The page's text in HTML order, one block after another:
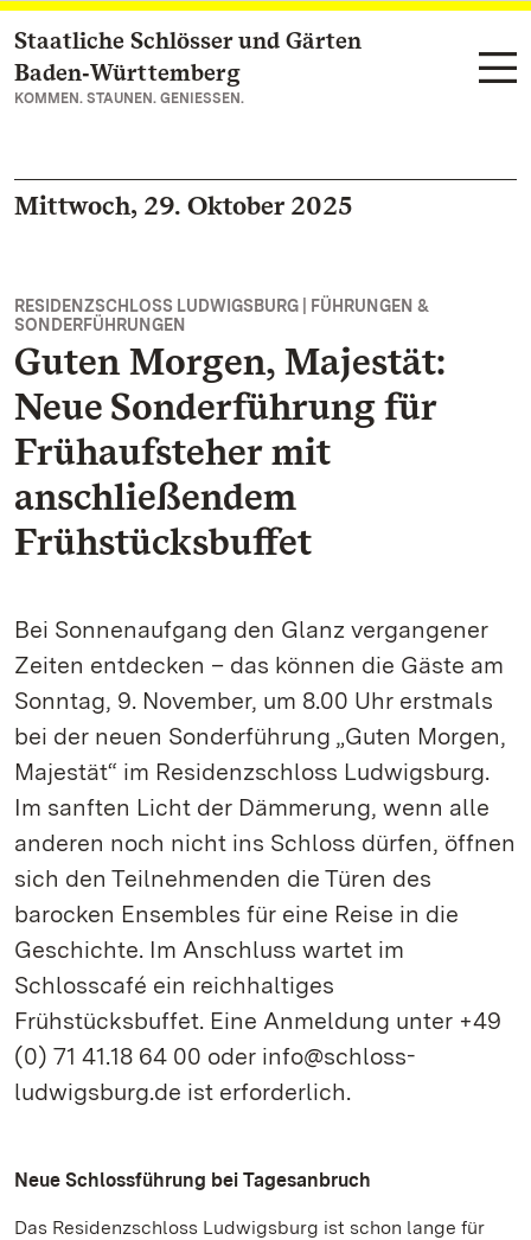
Zum Hauptinhalt springen
Staatliche Schlösser und Gärten
Baden‑Württemberg
KOMMEN. STAUNEN. GENIESSEN.
Mittwoch, 29. Oktober 2025
RESIDENZSCHLOSS LUDWIGSBURG | FÜHRUNGEN &
SONDERFÜHRUNGEN
Guten Morgen, Majestät:
Neue Sonderführung für
Frühaufsteher mit
anschließendem
Frühstücksbuffet
Bei Sonnenaufgang den Glanz vergangener
Zeiten entdecken – das können die Gäste am
Sonntag, 9. November, um 8.00 Uhr erstmals
bei der neuen Sonderführung „Guten Morgen,
Majestät“ im Residenzschloss Ludwigsburg.
Im sanften Licht der Dämmerung, wenn alle
anderen noch nicht ins Schloss dürfen, öffnen
sich den Teilnehmenden die Türen des
barocken Ensembles für eine Reise in die
Geschichte. Im Anschluss wartet im
Schlosscafé ein reichhaltiges
Frühstücksbuffet. Eine Anmeldung unter +49
(0) 71 41.18 64 00 oder info@schloss-
ludwigsburg.de ist erforderlich.
Neue Schlossführung bei Tagesanbruch
Das Residenzschloss Ludwigsburg ist schon lange für